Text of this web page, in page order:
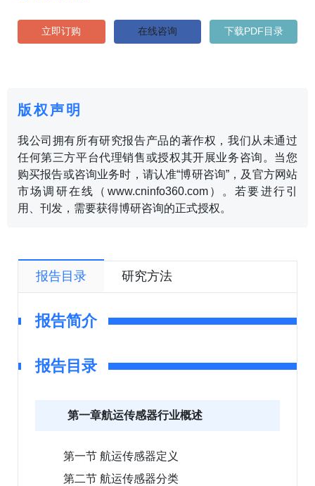
立即订购 在线咨询 下载PDF目录
版权声明
我公司拥有所有研究报告产品的著作权，我们从未通过
任何第三方平台代理销售或授权其开展业务咨询。当您
购买报告或咨询业务时，请认准“博研咨询”，及官方网站
市场调研在线（www.cninfo360.com）。若要进行引
用、刊发，需要获得博研咨询的正式授权。
报告目录 研究方法
报告简介
报告目录
第一章航运传感器行业概述
第一节 航运传感器定义
第二节 航运传感器分类